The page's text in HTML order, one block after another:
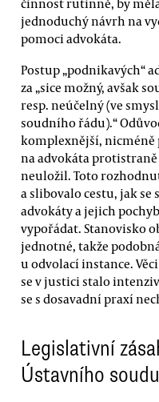
jednoduchý návrh na
pomoci advokáta.
Postup „podnikavých“
za „sice možný, avšak
resp. neúčelný (ve
soudního řádu).“
komplexnější,
na advokáta
neuložil. Toto
a slibovalo cestu, jak
advokáty a jejich
vypořádat. Stanovisko
jednotné, takže
u odvolací instance.
se v justici stalo
se s dosavadní praxí
Legislativní
Ústavního soudu